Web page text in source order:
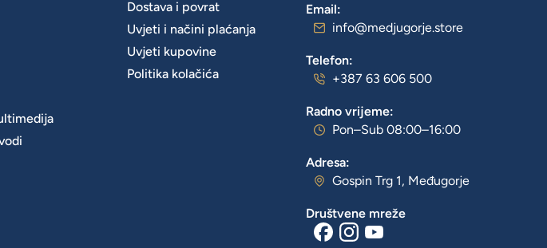
Dostava i povrat
Uvjeti i načini plaćanja
Uvjeti kupovine
Politika kolačića
Email:
info@medjugorje.store
Telefon:
+387 63 606 500
Radno vrijeme:
Pon–Sub 08:00–16:00
Adresa:
Gospin Trg 1, Međugorje
Društvene mreže